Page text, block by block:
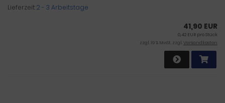
Lieferzeit:2 - 3 Arbeitstage
41,90 EUR
0,42 EUR pro Stück
zzgl. 19 % MwSt. zzgl.Versandkosten